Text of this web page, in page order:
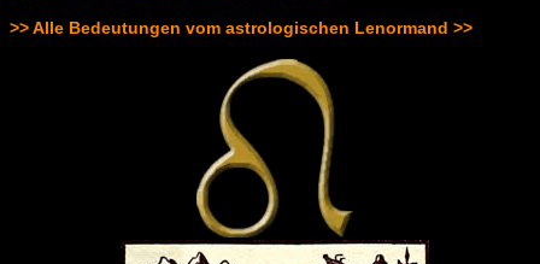
>> Alle Bedeutungen vom astrologischen Lenormand >>